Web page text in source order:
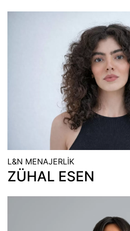
L&N MENAJERLİK
ZÜHAL ESEN